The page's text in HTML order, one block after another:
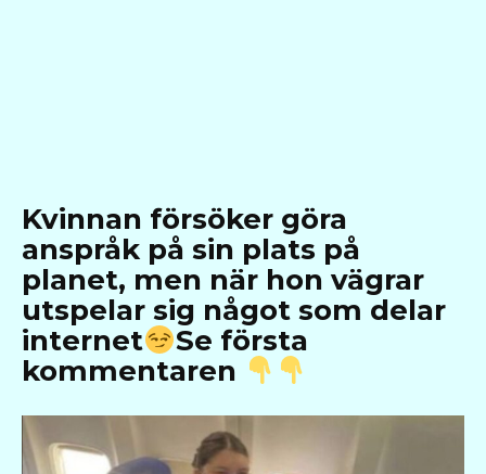
Kvinnan försöker göra
anspråk på sin plats på
planet, men när hon vägrar
utspelar sig något som delar
internet
Se första
kommentaren